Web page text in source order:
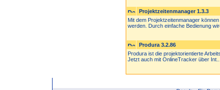
Projektzeitenmanager 1.3.3
Mit dem Projektzeitenmanager
werden. Durch einfache Bedienung
Produra 3.2.86
Produra ist die projektorientierte
Jetzt auch mit OnlineTracker über